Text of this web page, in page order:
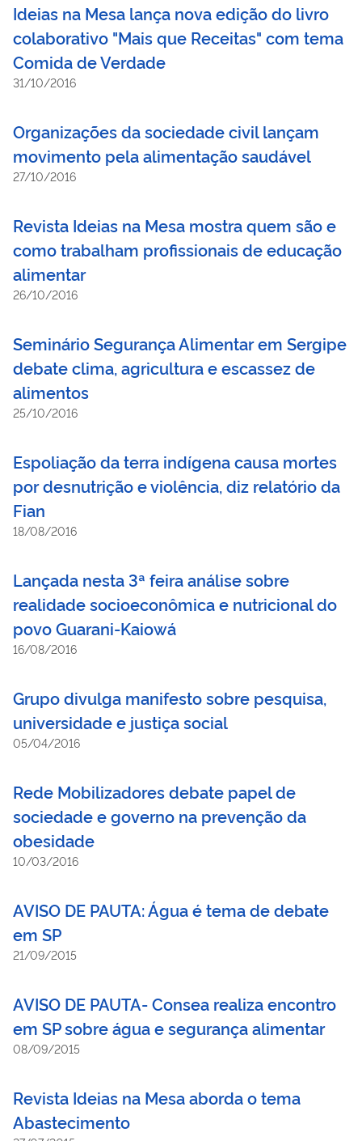
Ideias na Mesa lança nova edição do livro
colaborativo "Mais que Receitas" com tema
Comida de Verdade
31/10/2016
Organizações da sociedade civil lançam
movimento pela alimentação saudável
27/10/2016
Revista Ideias na Mesa mostra quem são e
como trabalham profissionais de educação
alimentar
26/10/2016
Seminário Segurança Alimentar em Sergipe
debate clima, agricultura e escassez de
alimentos
25/10/2016
Espoliação da terra indígena causa mortes
por desnutrição e violência, diz relatório da
Fian
18/08/2016
Lançada nesta 3ª feira análise sobre
realidade socioeconômica e nutricional do
povo Guarani-Kaiowá
16/08/2016
Grupo divulga manifesto sobre pesquisa,
universidade e justiça social
05/04/2016
Rede Mobilizadores debate papel de
sociedade e governo na prevenção da
obesidade
10/03/2016
AVISO DE PAUTA: Água é tema de debate
em SP
21/09/2015
AVISO DE PAUTA- Consea realiza encontro
em SP sobre água e segurança alimentar
08/09/2015
Revista Ideias na Mesa aborda o tema
Abastecimento